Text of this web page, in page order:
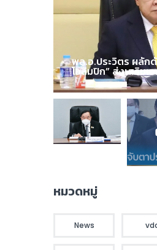
พล.อ.ประวิตร ผลัก
โอลิมปิก” ส่งเสริม
หมวดหมู่
News